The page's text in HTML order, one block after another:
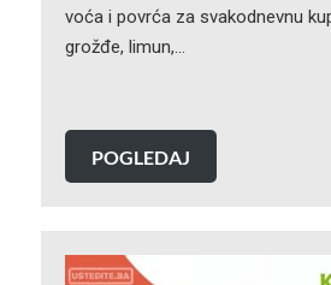
voća i povrća za svakodnevnu
grožđe, limun,…
POGLEDAJ